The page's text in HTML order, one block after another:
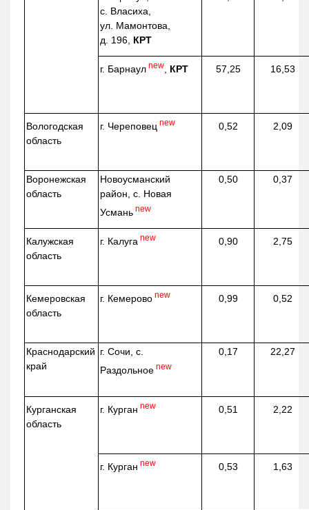
с. Власиха,
ул. Мамонтова,
д. 196, КРТ
г. Барнаул new КРТ 57,25 16,53
Вологодская
область
г. Череповец new 0,52 2,09
Воронежская
область
Новоусманский
район, с. Новая
Усмань new
0,50 0,37
Калужская
область
г. Калуга new 0,90 2,75
Кемеровская
область
г. Кемерово new 0,99 0,52
Краснодарский
край
г. Сочи, с.
Раздольное new
0,17 22,27
Курганская
область
г. Курган new 0,51 2,22
г. Курган new 0,53 1,63